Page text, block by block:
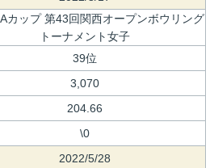
カップ 第43回関西オープンボウリング
トーナメント女子
39位
3,070
204.66
\0
2022/5/28